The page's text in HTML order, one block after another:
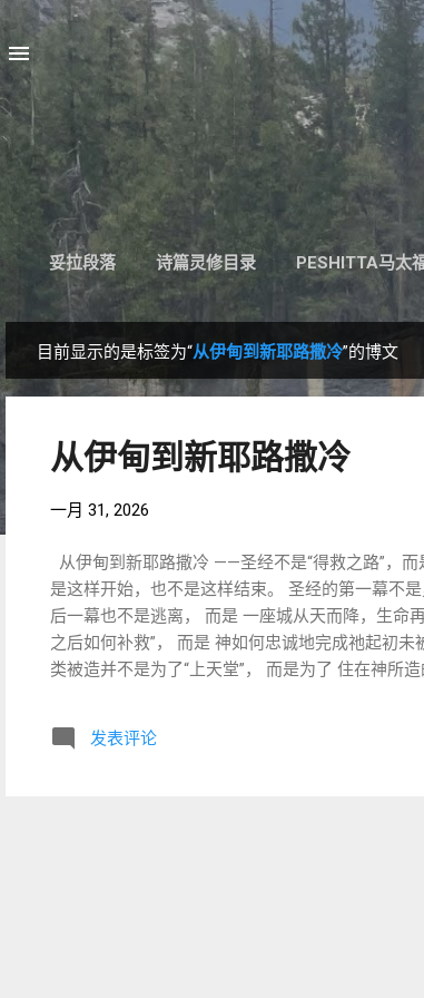
妥拉段落 诗篇灵修目录 PESHITTA马太
文
目前显示的是标签为“从伊甸到新耶路撒冷”的博文
从伊甸到新耶路撒冷
一月 31, 2026
从伊甸到新耶路撒冷 ——圣经不是“得救之路”，
是这样开始，也不是这样结束。 圣经的第一幕不
后一幕也不是逃离， 而是 一座城从天而降，生命
之后如何补救”， 而是 神如何忠诚地完成祂起初
类被造并不是为了“上天堂”， 而是为了 住在神所
落没有取消使命，只是扭曲了方式 创世记 3 章之
而是为了： “地上的万族都要因你得福。” 以色列
世界 安息日不是停止工作 它们都是为了训练一群
发表评论